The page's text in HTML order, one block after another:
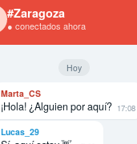
#Zaragoza
● conectados ahora
Hoy
Marta_CS
¡Hola! ¿Alguien por aquí? 17:08
Lucas_29